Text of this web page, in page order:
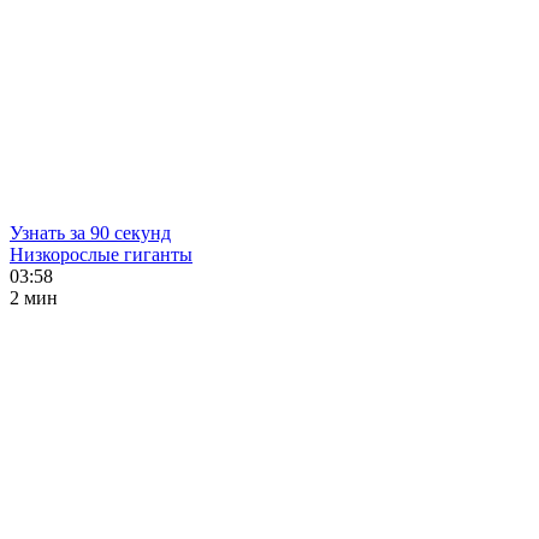
Узнать за 90 секунд
Низкорослые гиганты
03:58
2 мин